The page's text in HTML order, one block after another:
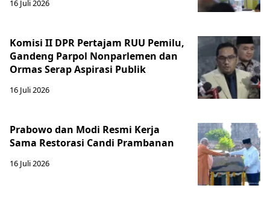
16 Juli 2026
Komisi II DPR Pertajam RUU Pemilu,
Gandeng Parpol Nonparlemen dan
Ormas Serap Aspirasi Publik
16 Juli 2026
Prabowo dan Modi Resmi Kerja
Sama Restorasi Candi Prambanan
16 Juli 2026